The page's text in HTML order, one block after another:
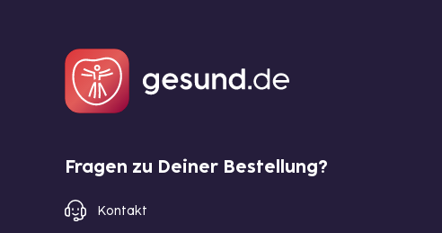
Fragen zu Deiner Bestellung?
Kontakt